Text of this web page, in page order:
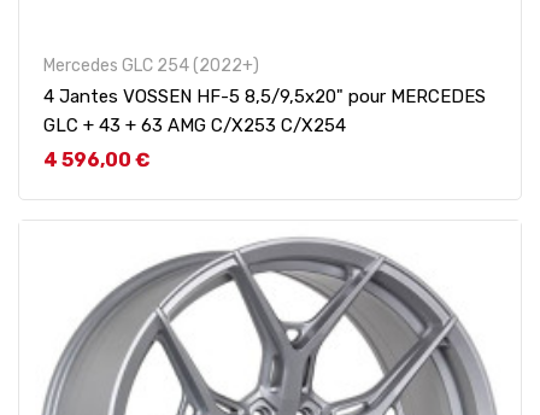
Mercedes GLC 254 (2022+)
4 Jantes VOSSEN HF-5 8,5/9,5x20" pour MERCEDES
GLC + 43 + 63 AMG C/X253 C/X254
Prix
4 596,00 €